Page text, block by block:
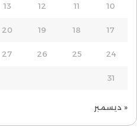
10
11
12
13
17
18
19
20
24
25
26
27
31
« ديسمبر